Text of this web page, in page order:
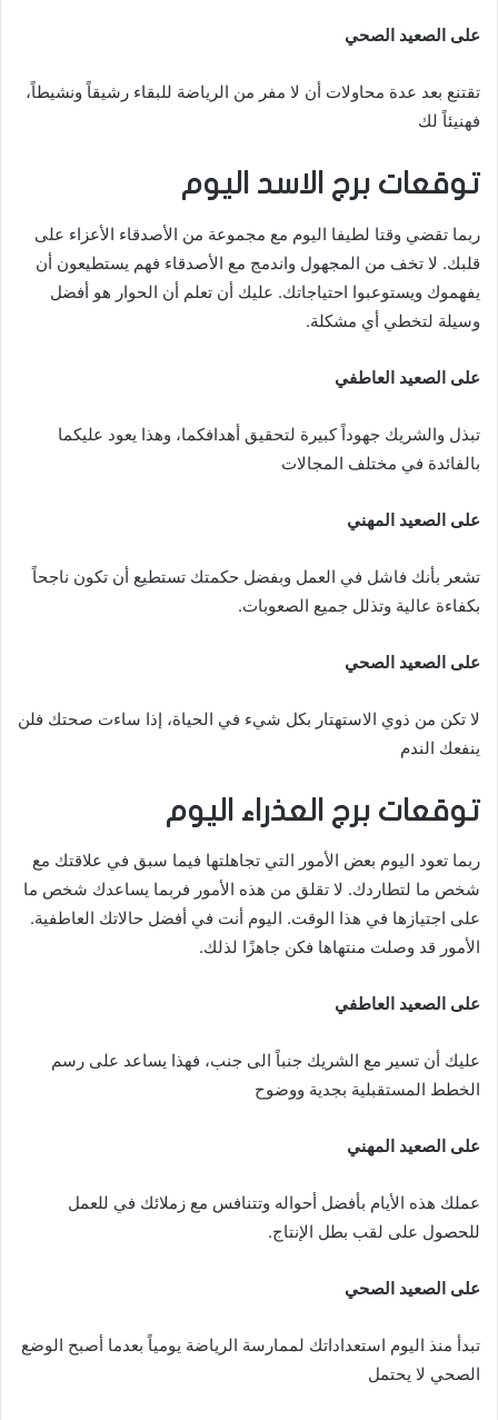
على الصعيد الصحي
تقتنع بعد عدة محاولات أن لا مفر من الرياضة للبقاء رشيقاً ونشيطاً،
فهنيئاً لك
توقعات برج الاسد اليوم
ربما تقضي وقتا لطيفا اليوم مع مجموعة من الأصدقاء الأعزاء على
قلبك. لا تخف من المجهول واندمج مع الأصدقاء فهم يستطيعون أن
يفهموك ويستوعبوا احتياجاتك. عليك أن تعلم أن الحوار هو أفضل
وسيلة لتخطي أي مشكلة.
على الصعيد العاطفي
تبذل والشريك جهوداً كبيرة لتحقيق أهدافكما، وهذا يعود عليكما
بالفائدة في مختلف المجالات
على الصعيد المهني
تشعر بأنك فاشل في العمل وبفضل حكمتك تستطيع أن تكون ناجحاً
بكفاءة عالية وتذلل جميع الصعوبات.
على الصعيد الصحي
لا تكن من ذوي الاستهتار بكل شيء في الحياة، إذا ساءت صحتك فلن
ينفعك الندم
توقعات برج العذراء اليوم
ربما تعود اليوم بعض الأمور التي تجاهلتها فيما سبق في علاقتك مع
شخص ما لتطاردك. لا تقلق من هذه الأمور فربما يساعدك شخص ما
على اجتيازها في هذا الوقت. اليوم أنت في أفضل حالاتك العاطفية.
الأمور قد وصلت منتهاها فكن جاهزًا لذلك.
على الصعيد العاطفي
عليك أن تسير مع الشريك جنباً الى جنب، فهذا يساعد على رسم
الخطط المستقبلية بجدية ووضوح
على الصعيد المهني
عملك هذه الأيام بأفضل أحواله وتتنافس مع زملائك في للعمل
للحصول على لقب بطل الإنتاج.
على الصعيد الصحي
تبدأ منذ اليوم استعداداتك لممارسة الرياضة يومياً بعدما أصبح الوضع
الصحي لا يحتمل